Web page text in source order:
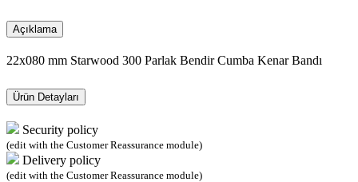
Açıklama
22x080 mm Starwood 300 Parlak Bendir Cumba Kenar Bandı
Ürün Detayları
Security policy
(edit with the Customer Reassurance module)
Delivery policy
(edit with the Customer Reassurance module)